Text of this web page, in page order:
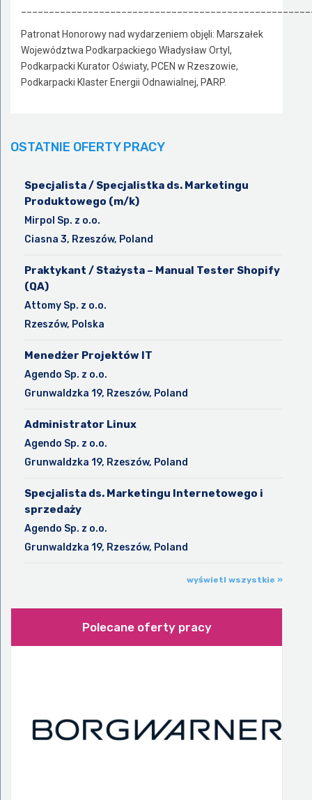
Patronat Honorowy nad wydarzeniem objęli: Marszałek
Województwa Podkarpackiego Władysław Ortyl,
Podkarpacki Kurator Oświaty, PCEN w Rzeszowie,
Podkarpacki Klaster Energii Odnawialnej, PARP.
OSTATNIE OFERTY PRACY
Specjalista / Specjalistka ds. Marketingu
Produktowego (m/k)
Mirpol Sp. z o.o.
Ciasna 3, Rzeszów, Poland
Praktykant / Stażysta – Manual Tester Shopify
(QA)
Attomy Sp. z o.o.
Rzeszów, Polska
Menedżer Projektów IT
Agendo Sp. z o.o.
Grunwaldzka 19, Rzeszów, Poland
Administrator Linux
Agendo Sp. z o.o.
Grunwaldzka 19, Rzeszów, Poland
Specjalista ds. Marketingu Internetowego i
sprzedaży
Agendo Sp. z o.o.
Grunwaldzka 19, Rzeszów, Poland
wyświetl wszystkie »
Polecane oferty pracy